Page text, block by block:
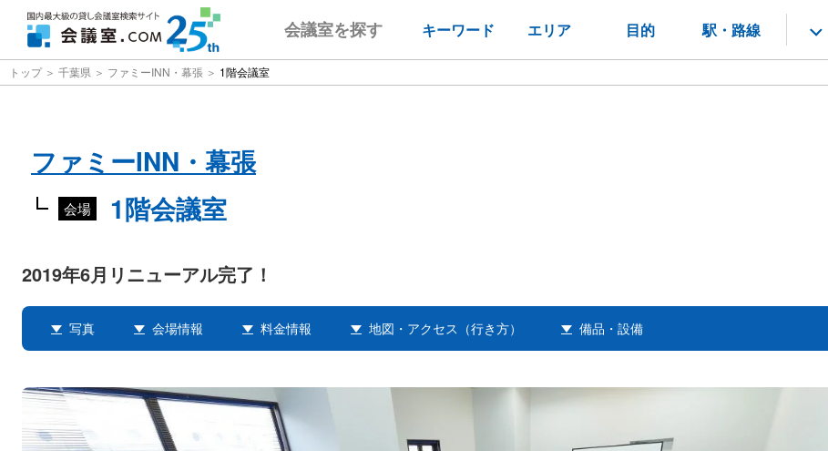
会議室を探す キーワード エリア 目的 駅・路線
トップ 千葉県 ファミーINN・幕張 1階会議室
ファミーINN・幕張
会場 1階会議室
2019年6月リニューアル完了！
写真 会場情報 料金情報 地図・アクセス（行き方） 備品・設備